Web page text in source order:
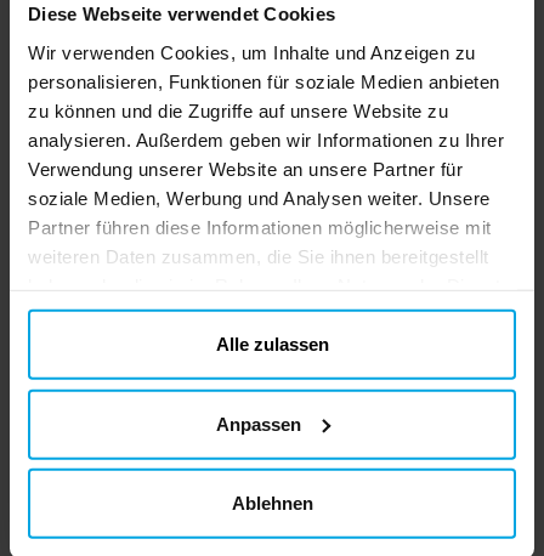
Diese Webseite verwendet Cookies
Wir verwenden Cookies, um Inhalte und Anzeigen zu
personalisieren, Funktionen für soziale Medien anbieten
zu können und die Zugriffe auf unsere Website zu
analysieren. Außerdem geben wir Informationen zu Ihrer
Verwendung unserer Website an unsere Partner für
soziale Medien, Werbung und Analysen weiter. Unsere
Partner führen diese Informationen möglicherweise mit
weiteren Daten zusammen, die Sie ihnen bereitgestellt
gesammelt haben. Ihre Einwilligung können Sie jederzeit.
Alle zulassen
Anpassen
Ablehnen